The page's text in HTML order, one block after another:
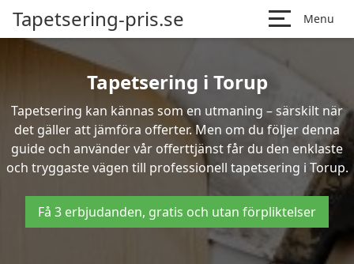
Tapetsering-pris.se Menu
Tapetsering i Torup
Tapetsering kan kännas som en utmaning – särskilt när
det gäller att jämföra offerter. Men om du följer denna
guide och använder vår offerttjänst får du den enklaste
och tryggaste vägen till professionell tapetsering i Torup.
Få 3 erbjudanden, gratis och utan förpliktelser